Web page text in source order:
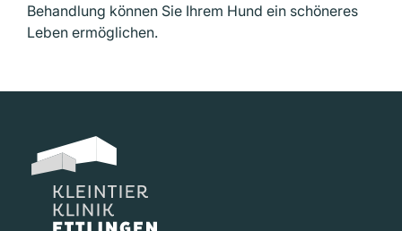
Behandlung können Sie Ihrem Hund ein schöneres
Leben ermöglichen.